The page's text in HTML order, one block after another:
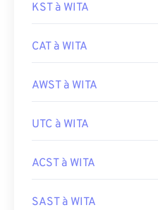
KST à WITA
CAT à WITA
AWST à WITA
UTC à WITA
ACST à WITA
SAST à WITA